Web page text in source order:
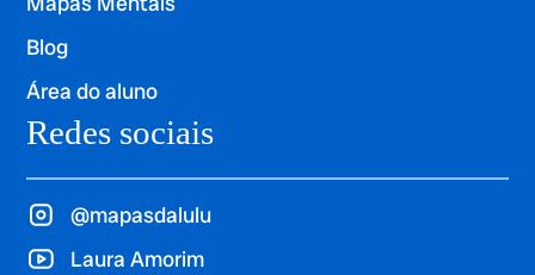
Blog
Área do aluno
Redes sociais
@mapasdalulu
Laura Amorim